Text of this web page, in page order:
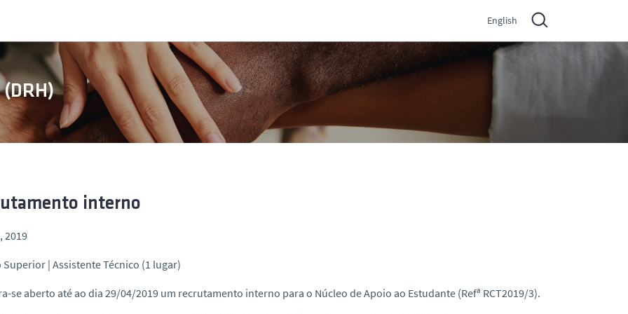
English
(DRH)
interno
2019
Superior | Assistente Técnico (1 lugar)
se aberto até ao dia 29/04/2019 um recrutamento interno para o Núcleo de Apoio ao Estudante (Refª RCT2019/3).